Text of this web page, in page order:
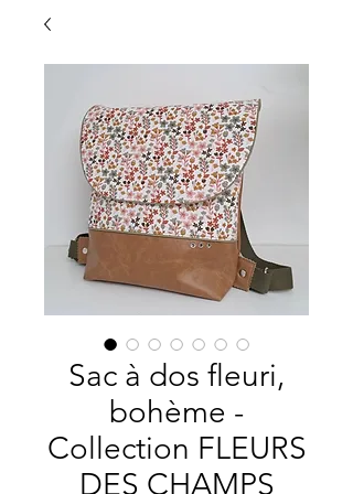
Sac à dos fleuri,
bohème -
Collection FLEURS
DES CHAMPS